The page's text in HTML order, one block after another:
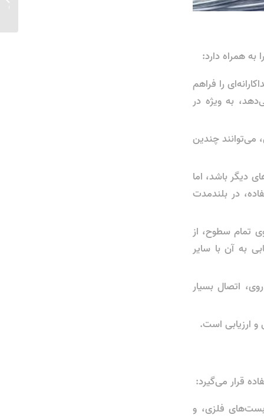
همراه دارد:
را فراهم
به ویژه در
چندین
دیگر باشد، اما
در بلندمدت
تمام سطوح، از
به آن با سایر
اتصال بسیار
ارزیابی است.
قرار می‌گیرد:
فلزی، و